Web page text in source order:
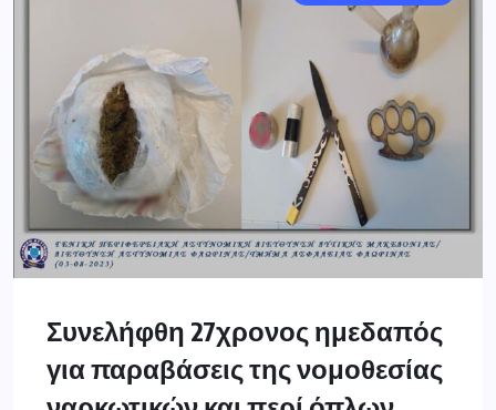
Συνελήφθη 27χρονος ημεδαπός
για παραβάσεις της νομοθεσίας